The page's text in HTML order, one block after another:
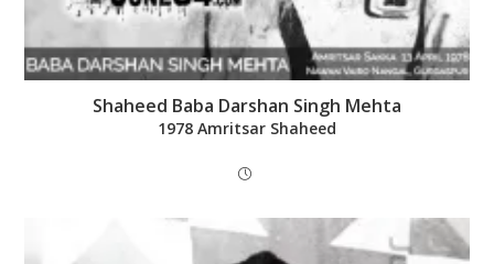
Shaheed Baba Darshan Singh Mehta
1978 Amritsar Shaheed